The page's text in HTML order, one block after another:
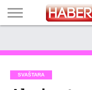
TECH
PROGRAM
PROGNOZA
PUTEVIMA
LISTA
NAMA
SVAŠTARA